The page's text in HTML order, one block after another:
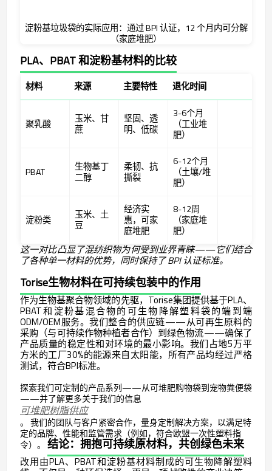
淀粉基垃圾袋的实际应用：通过 BPI 认证，12 个月内可分解
（家庭堆肥）
PLA、PBAT 和淀粉基材料的比较
材料 来源 主要特性 退化时间
聚乳酸
玉米、甘
蔗
坚固、透
明、低碳
3-6个月
（工业堆
肥）
PBAT
生物基丁
二醇
柔韧、抗
撕裂
6-12个月
（土壤/堆
肥）
淀粉类
玉米、土
豆
经济实
惠，可家
庭堆肥
8-12周
（家庭堆
肥）
这一对比凸显了混纺织物为何受到业界青睐——它们结合
了各种单一材料的优势，同时保持了 BPI 认证标准。
Torise生物材料在可持续包装中的作用
作为生物基聚合物领域的先驱，Torise集团提供基于PLA、
PBAT和淀粉基混合物的可生物降解塑料袋的端到端
ODM/OEM服务。我们整合的供应链——从可再生原料的
采购（与可持续作物种植者合作）到绿色物流——确保了
产品质量的稳定性和对环境的最小影响。我们占地5万平
方米的工厂30%的能源来自太阳能，所有产品均经过严格
测试，符合BPI标准。
探索我们可定制的产品系列——从可堆肥购物袋到宠物粪便袋
——并了解更多关于我们的信息
可堆肥树脂供应
。 我们的团队与客户紧密合作，量身定制解决方案，以满足特
定的品牌、性能和监管需求（例如，符合欧盟一次性塑料指
令）。 结论：拥抱可持续原材料，共创绿色未来
改用由PLA、PBAT和淀粉基材料制成的可生物降解塑料